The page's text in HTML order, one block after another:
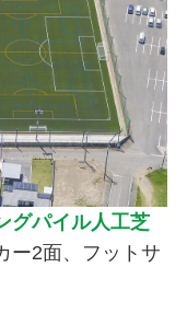
グパイル人工芝
ー2面、フットサ